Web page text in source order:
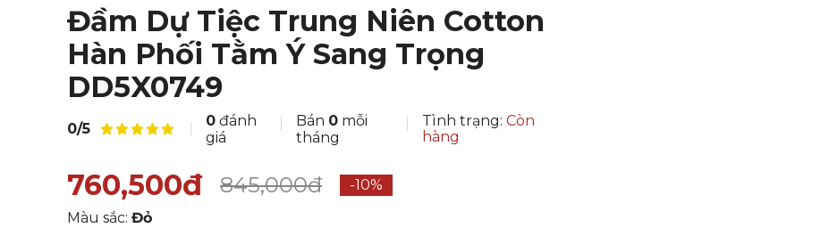
Đầm Dự Tiệc Trung Niên Cotton
Hàn Phối Tằm Ý Sang Trọng
DD5X0749
0/5 0 đánh
giá
Bán 0 mỗi
tháng
Tình trạng: Còn
hàng
760,500đ 845,000đ
-10%
Màu sắc: Đỏ